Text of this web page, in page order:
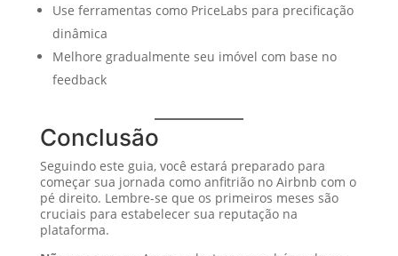
Use ferramentas como PriceLabs para precificação
dinâmica
Melhore gradualmente seu imóvel com base no
feedback
Conclusão
Seguindo este guia, você estará preparado para
começar sua jornada como anfitrião no Airbnb com o
pé direito. Lembre-se que os primeiros meses são
cruciais para estabelecer sua reputação na
plataforma.